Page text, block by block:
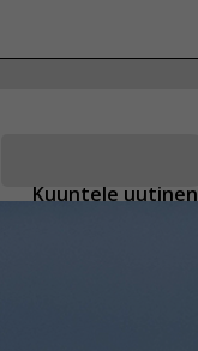
Kuuntele uutinen